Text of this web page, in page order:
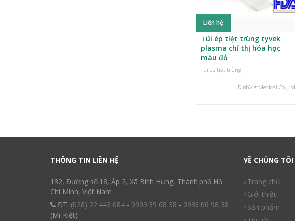
Liên hệ
Túi ép tiệt trùng tyvek
plasma chỉ thị hóa học
màu đỏ
Túi ép tiệt trùng
DinhVietMedical Co.,Ltd
THÔNG TIN LIÊN HỆ
132, Đường số 18, Ấp 2, Xã Bình Hưng, Thành phố Hồ
Chí Minh, Việt Nam
ĐT: (028) 22 443 084 - 0909 39 68 38 - 0938 06 98 38
(Mr.Kiệt)
VỀ CHÚNG TÔI
› Trang chủ
› Giới thiệu
› Sản phẩm